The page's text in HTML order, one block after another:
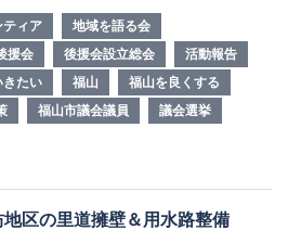
ティア
地域を語る会
援会 後援会設立総会
活動報告
きたい
福山
福山を良くする
福山市議会議員 議会選挙
区の里道擁壁＆用水路整備